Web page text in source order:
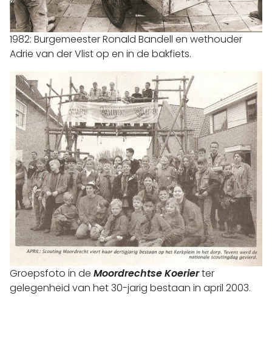
1982: Burgemeester Ronald Bandell en wethouder
Adrie van der Vlist op en in de bakfiets.
Groepsfoto in de Moordrechtse Koerierter
gelegenheid van het 30-jarig bestaan in april 2003.